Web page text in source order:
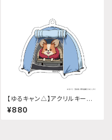
【ゆるキャン△】アクリルキーホ
ルダー (『SEASON3』ちくわ)
¥880